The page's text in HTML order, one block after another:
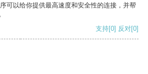
可以给你提供最高速度和安全性的连接，并帮
支持[0] 反对[0]